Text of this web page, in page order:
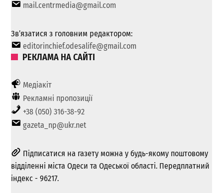
mail.centrmedia@gmail.com
Зв’язатися з головним редактором:
editorinchief.odesalife@gmail.com
РЕКЛАМА НА САЙТІ
Медіакіт
Рекламні пропозиції
+38 (050) 316-38-92
gazeta_np@ukr.net
Підписатися на газету можна у будь-якому поштовому
відділенні міста Одеси та Одеської області. Передплатний
індекс - 96217.